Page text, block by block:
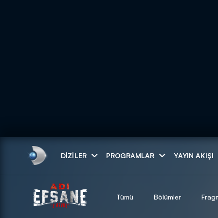
DIZILER PROGRAMLAR YAYIN AKIŞI
Tümü Bölümler